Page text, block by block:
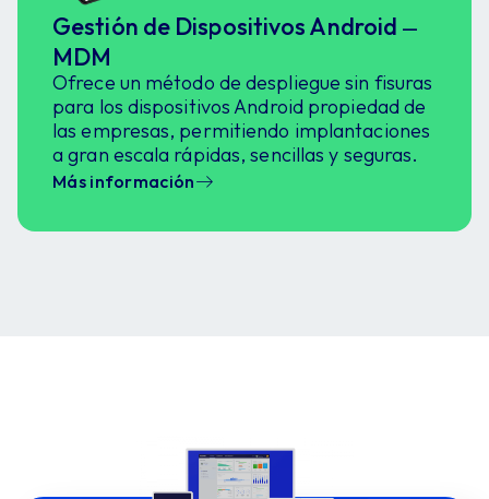
Gestión de Dispositivos Android —
MDM
Ofrece un método de despliegue sin fisuras
para los dispositivos Android propiedad de
las empresas, permitiendo implantaciones
a gran escala rápidas, sencillas y seguras.
Más información